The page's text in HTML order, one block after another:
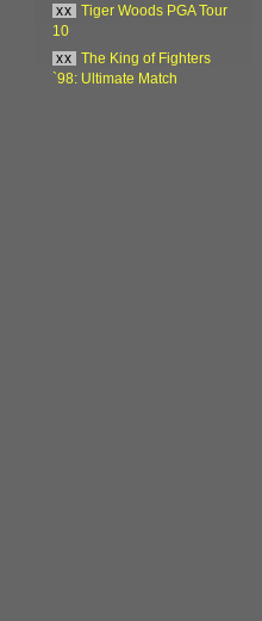
xx
Tiger Woods PGA Tour
10
xx
The King of Fighters
`98: Ultimate Match